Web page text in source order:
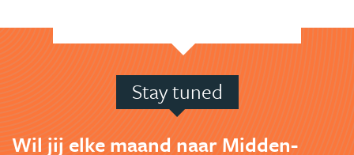
Stay tuned
Wil jij elke maand naar Midden-